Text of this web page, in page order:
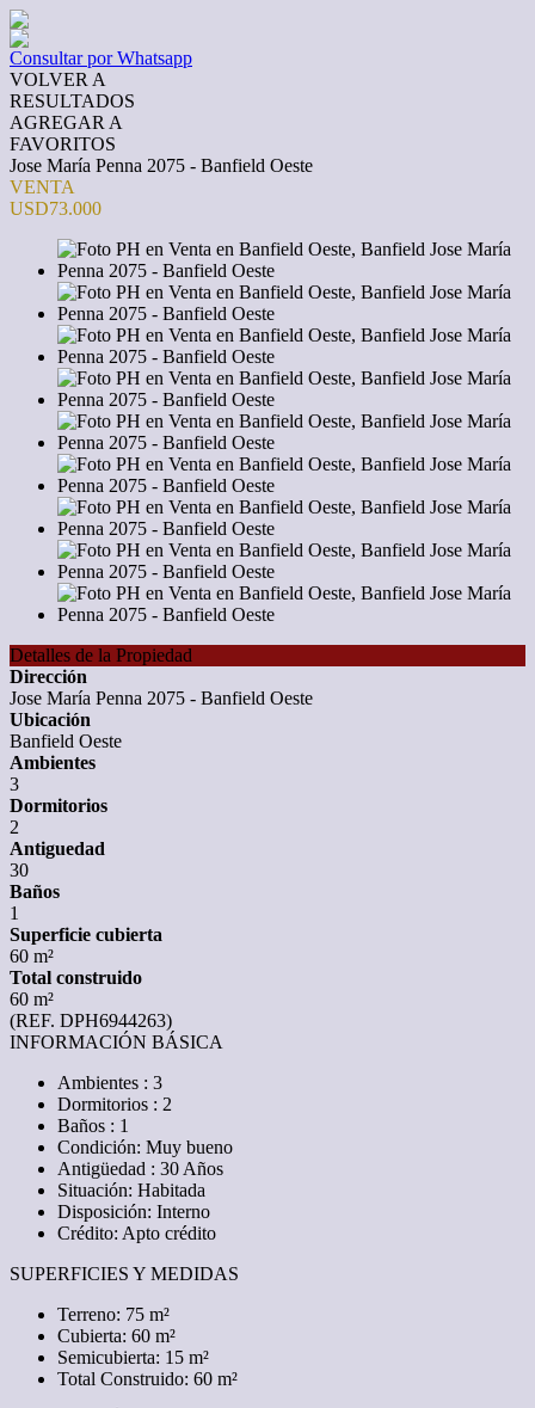
Consultar por Whatsapp
VOLVER A
RESULTADOS
AGREGAR A
FAVORITOS
Jose María Penna 2075 - Banfield Oeste
VENTA
USD73.000
Detalles de la Propiedad
Dirección
Jose María Penna 2075 - Banfield Oeste
Ubicación
Banfield Oeste
Ambientes
3
Dormitorios
2
Antiguedad
30
Baños
1
Superficie cubierta
60 m²
Total construido
60 m²
(REF. DPH6944263)
INFORMACIÓN BÁSICA
Ambientes : 3
Dormitorios : 2
Baños : 1
Condición: Muy bueno
Antigüedad : 30 Años
Situación: Habitada
Disposición: Interno
Crédito: Apto crédito
SUPERFICIES Y MEDIDAS
Terreno: 75 m²
Cubierta: 60 m²
Semicubierta: 15 m²
Total Construido: 60 m²